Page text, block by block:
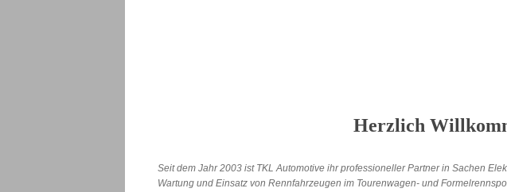
Herzlich
Seit dem Jahr 2003 ist TKL Automotive ihr professioneller Partner in Sachen
Wartung und Einsatz von Rennfahrzeugen im Tourenwagen- und